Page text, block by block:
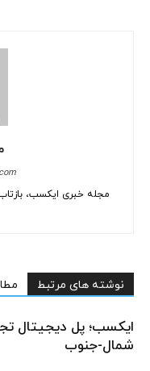
مجله خبری ایکسب،
نوشته های مرتبط
ایکسب؛ پل دیجیتال
شمال-جنوب